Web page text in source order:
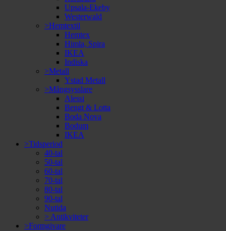
Upsala-Ekeby
Westerwald
>Hemtextil
Hemtex
Himla, Spira
IKEA
Indiska
>Metall
Ystad Metall
>Mångsysslare
Alessi
Bengt & Lotta
Boda Nova
Bodum
IKEA
>Tidsperiod
40-tal
50-tal
60-tal
70-tal
80-tal
90-tal
Nutida
> Antikviteter
>Formgivare